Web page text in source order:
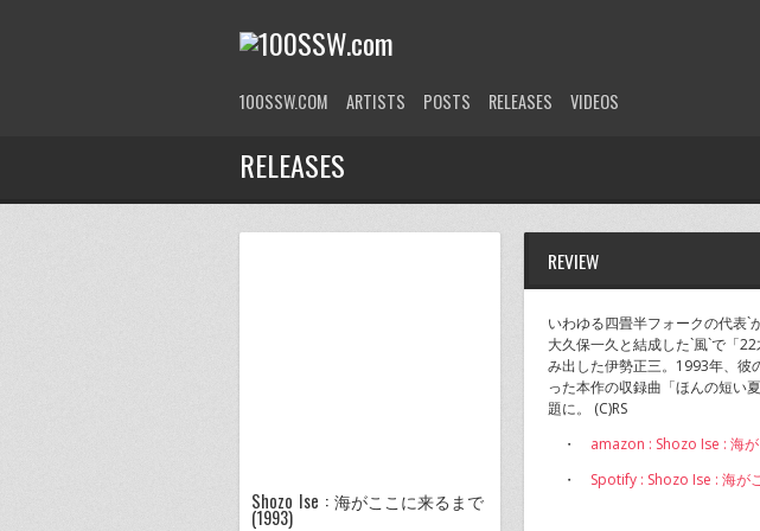
100SSW.COM ARTISTS POSTS RELEASES VIDEOS
RELEASES
Shozo Ise : 海がここに来るまで
(1993)
REVIEW
いわゆる四畳半フォークの代表`
大久保一久と結成した`風`で「
み出した伊勢正三。1993年、彼
った本作の収録曲「ほんの短い
題に。 (C)RS
・ amazon : Shozo Ise : 海
・ Spotify : Shozo Ise : 海が